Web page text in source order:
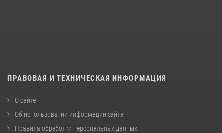
ПРАВОВАЯ И ТЕХНИЧЕСКАЯ ИНФОРМАЦИЯ
О сайте
Об использовании информации сайта
Правила обработки персональных данных